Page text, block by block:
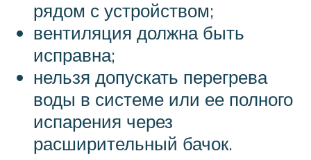
рядом с устройством;
вентиляция должна быть
исправна;
нельзя допускать перегрева
воды в системе или ее полного
испарения через
расширительный бачок.